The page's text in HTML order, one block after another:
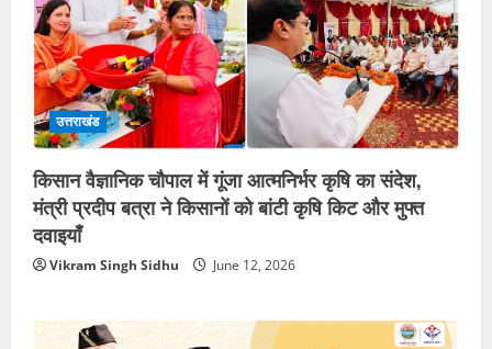
उत्तराखंड
किसान वैज्ञानिक चौपाल में गूंजा आत्मनिर्भर कृषि का संदेश,
मंत्री प्रदीप बत्रा ने किसानों को बांटी कृषि किट और मुफ्त
दवाइयाँ
Vikram Singh Sidhu June 12, 2026